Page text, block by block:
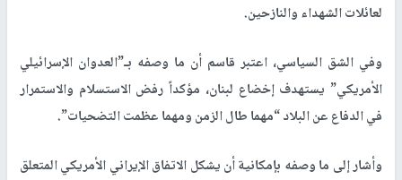
لعائلات الشهداء والنازحين.
وفي الشق السياسي، اعتبر قاسم أن ما وصفه بـ”العدوان الإسرائيلي
الأمريكي” يستهدف إخضاع لبنان، مؤكداً رفض الاستسلام والاستمرار
في الدفاع عن البلاد “مهما طال الزمن ومهما عظمت التضحيات”.
وأشار إلى ما وصفه بإمكانية أن يشكل الاتفاق الإيراني الأمريكي المتعلق